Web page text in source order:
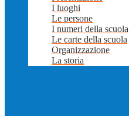
I luoghi
Le persone
I numeri della scuola
Le carte della scuola
Organizzazione
La storia